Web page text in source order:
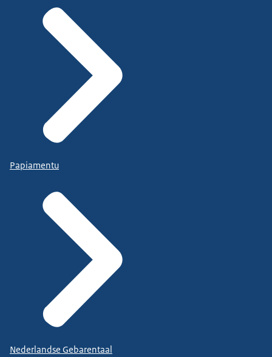
Papiamentu
Nederlandse Gebarentaal